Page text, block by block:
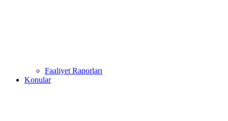
Faaliyet Raporları
Konular